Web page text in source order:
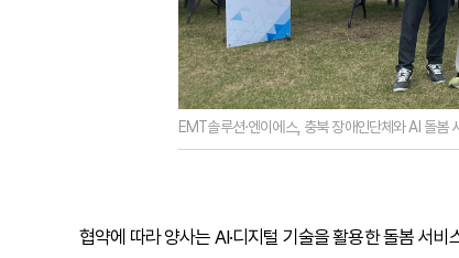
EMT솔루션·엔이에스, 충북 장애인단체와 AI 돌
협약에 따라 양사는 AI·디지털 기술을 활용한 돌봄 서